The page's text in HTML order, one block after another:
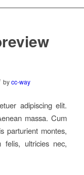
bycc-way
adipiscing elit.
massa. Cum
parturient montes,
felis, ultricies nec,